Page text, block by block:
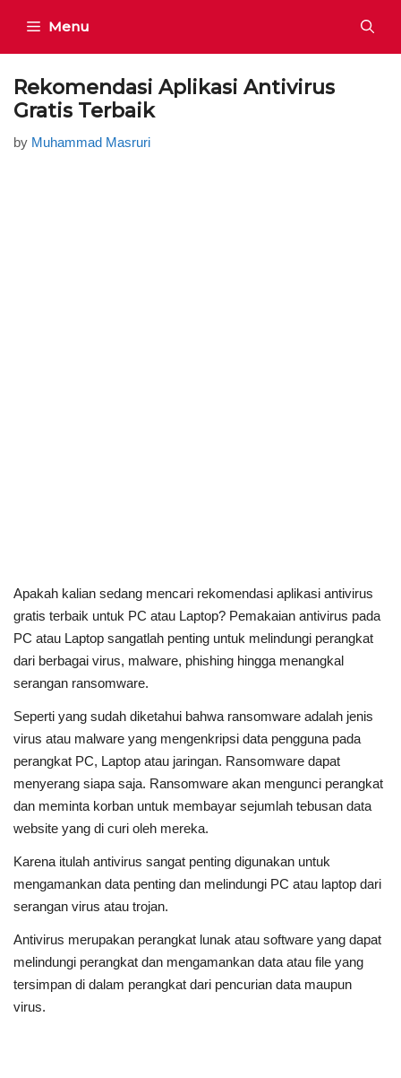
content
Menu
Rekomendasi Aplikasi Antivirus
Gratis Terbaik
by Muhammad Masruri
Apakah kalian sedang mencari rekomendasi aplikasi antivirus
gratis terbaik untuk PC atau Laptop? Pemakaian antivirus pada
PC atau Laptop sangatlah penting untuk melindungi perangkat
dari berbagai virus, malware, phishing hingga menangkal
serangan ransomware.
Seperti yang sudah diketahui bahwa ransomware adalah jenis
virus atau malware yang mengenkripsi data pengguna pada
perangkat PC, Laptop atau jaringan. Ransomware dapat
menyerang siapa saja. Ransomware akan mengunci perangkat
dan meminta korban untuk membayar sejumlah tebusan data
website yang di curi oleh mereka.
Karena itulah antivirus sangat penting digunakan untuk
mengamankan data penting dan melindungi PC atau laptop dari
serangan virus atau trojan.
Antivirus merupakan perangkat lunak atau software yang dapat
melindungi perangkat dan mengamankan data atau file yang
tersimpan di dalam perangkat dari pencurian data maupun
virus.